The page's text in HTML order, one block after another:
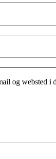
og websted i